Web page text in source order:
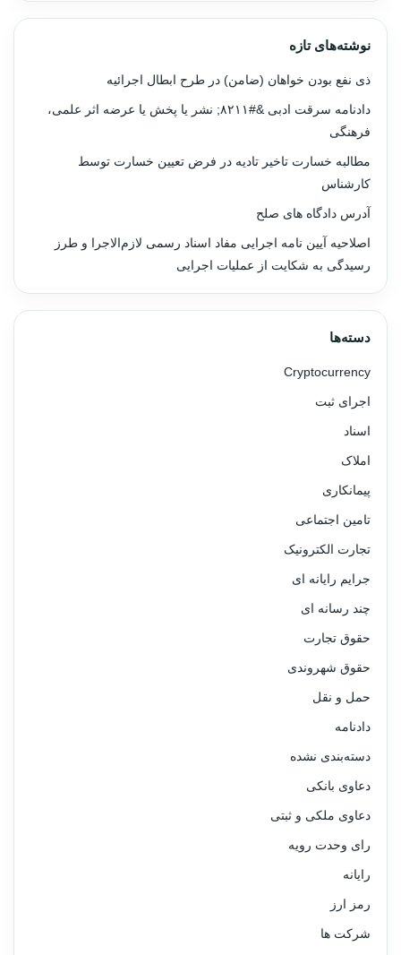
نوشته‌های تازه
ذی نفع بودن خواهان (ضامن) در طرح ابطال اجرائیه
دادنامه سرقت ادبی &#۸۲۱۱; نشر یا پخش یا عرضه اثر علمی،
فرهنگی
مطالبه خسارت تاخیر تادیه در فرض تعیین خسارت توسط
کارشناس
آدرس دادگاه های صلح
اصلاحیه آیین نامه اجرایی مفاد اسناد رسمی لازم‌الاجرا و طرز
رسیدگی به شکایت از عملیات اجرایی
دسته‌ها
Cryptocurrency
اجرای ثبت
اسناد
املاک
پیمانکاری
تامین اجتماعی
تجارت الکترونیک
جرایم رایانه ای
چند رسانه ای
حقوق تجارت
حقوق شهروندی
حمل و نقل
دادنامه
دسته‌بندی نشده
دعاوی بانکی
دعاوی ملکی و ثبتی
رای وحدت رویه
رایانه
رمز ارز
شرکت ها